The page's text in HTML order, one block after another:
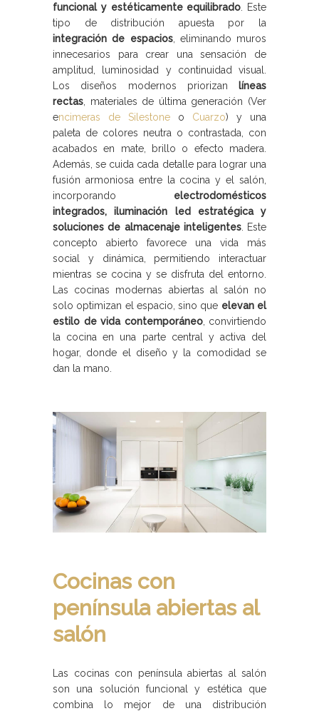
funcional y estéticamente equilibrado . Este
tipo de distribución apuesta por la
integración de espacios, eliminando muros
innecesarios para crear una sensación de
amplitud, luminosidad y continuidad visual.
Los diseños modernos priorizan
líneas
rectas , materiales de última generación (Ver
encimeras de Silestone o Cuarzo) y una
paleta de colores neutra o contrastada, con
acabados en mate, brillo o efecto madera.
Además, se cuida cada detalle para lograr una
fusión armoniosa entre la cocina y el salón,
incorporando electrodomésticos
integrados, iluminación led estratégica y
soluciones de almacenaje inteligentes. Este
concepto abierto favorece una vida más
social y dinámica, permitiendo interactuar
mientras se cocina y se disfruta del entorno.
Las cocinas modernas abiertas al salón no
solo optimizan el espacio, sino que elevan el
estilo de vida contemporáneo, convirtiendo
la cocina en una parte central y activa del
hogar, donde el diseño y la comodidad se
dan la mano.
Cocinas con
península abiertas al
salón
Las cocinas con península abiertas al salón
son una solución funcional y estética que
combina lo mejor de una distribución